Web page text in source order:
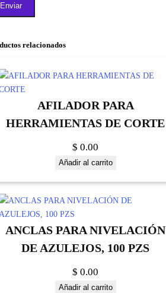
relacionados
AFILADOR PARA
HERRAMIENTAS DE CORTE
$ 0.00
Añadir al carrito
ANCLAS PARA NIVELACIÓN
DE AZULEJOS, 100 PZS
$ 0.00
Añadir al carrito